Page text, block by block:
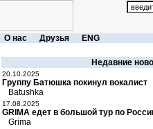
О нас Друзья ENG
Недавние
20.10.2025
Группу Батюшка покинул вокалист
Batushka
17.08.2025
GRIMA едет в большой тур по
Grima